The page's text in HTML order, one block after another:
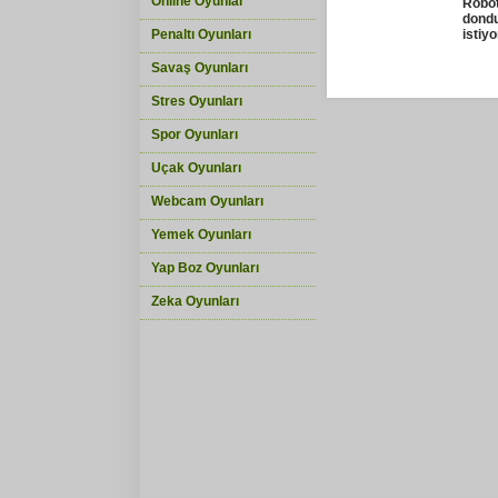
Penaltı Oyunları
Savaş Oyunları
Stres Oyunları
Spor Oyunları
Uçak Oyunları
Webcam Oyunları
Yemek Oyunları
Yap Boz Oyunları
Zeka Oyunları